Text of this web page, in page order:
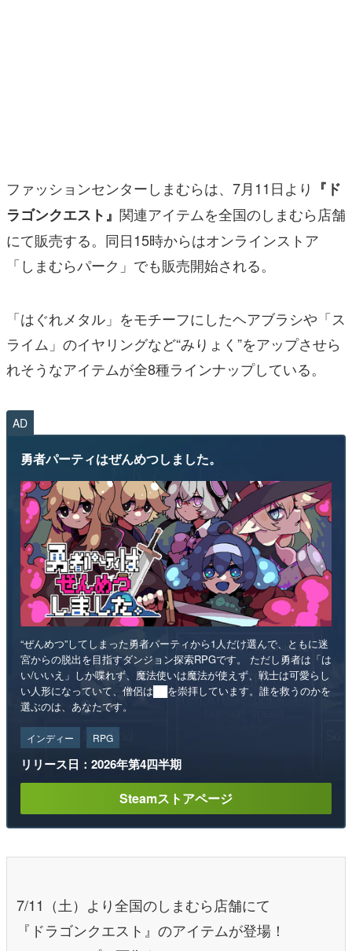
ファッションセンターしまむらは、7月11日より 『ド
ラゴンクエスト』 関連アイテムを全国のしまむら店舗
にて販売する。同日15時からはオンラインストア
「しまむらパーク」でも販売開始される。
「はぐれメタル」をモチーフにしたヘアブラシや「ス
ライム」のイヤリングなど“みりょく”をアップさせら
れそうなアイテムが全8種ラインナップしている。
AD
勇者パーティはぜんめつしました。
“ぜんめつ”してしまった勇者パーティから1人だけ選んで、ともに迷
宮からの脱出を目指すダンジョン探索RPGです。 ただし勇者は「は
い/いいえ」しか喋れず、魔法使いは魔法が使えず、戦士は可愛らし
い人形になっていて、僧侶は██を崇拝しています。誰を救うのかを
選ぶのは、あなたです。
インディー RPG
リリース日：2026年第4四半期
Steamストアページ
7/11（土）より全国のしまむら店舗にて
『ドラゴンクエスト』のアイテムが登場！